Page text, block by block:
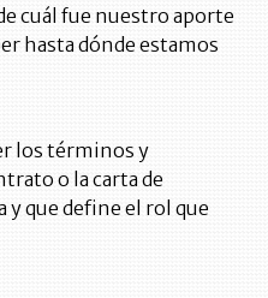
cuál fue nuestro aporte
hasta dónde estamos
los términos y
o la carta de
y que define el rol que